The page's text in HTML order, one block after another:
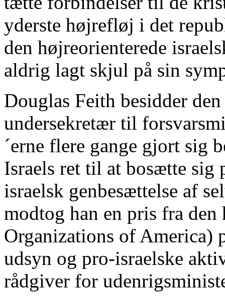
yderste højrefløj i det
den højreorienterede
aldrig lagt skjul på sin
Douglas Feith besidder
undersekretær til
´erne flere gange gjort sig
Israels ret til at bosætte sig
israelsk genbesættelse af
modtog han en pris fra
Organizations of America)
udsyn og pro-israelske
rådgiver for